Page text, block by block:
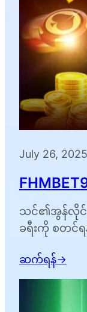
July 26, 2025
သင်၏အွန်လိုင်း
ခရီးကို စတင်
ဆက်ရန်→